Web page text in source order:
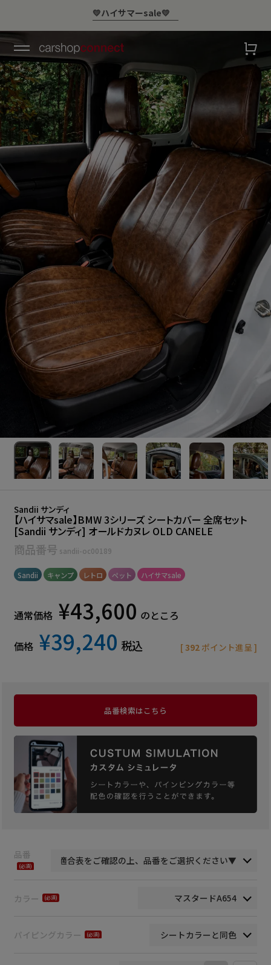
￥10,000以上ご購入で送料無料
Sandii サンディ
【ハイサマsale】BMW 3シリーズ シートカバー 全席セット
[Sandii サンディ] オールドカヌレ OLD CANELE
商品番号 sandii-oc00189
Sandii キャンプ レトロ ペット ハイサマsale
通常価格 ¥43,600 のところ
価格 ¥39,240 税込 [392 ポイント進呈 ]
品番検索はこちら
品番
カラー
パイピングカラー